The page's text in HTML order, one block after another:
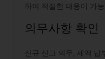
하여 적절한 대응이 가능
의무사항 확인
신규 신고 의무, 세액 납